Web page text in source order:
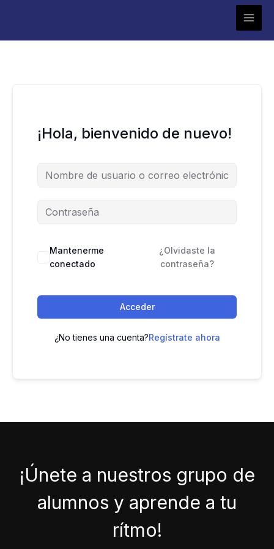
¡Hola, bienvenido de nuevo!
Mantenerme
conectado
¿Olvidaste la
contraseña?
Acceder
¿No tienes una cuenta?Regístrate ahora
¡Únete a nuestros grupo de
alumnos y aprende a tu
rítmo!